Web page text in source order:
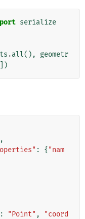
serialize
.all(),
geometr
])
,
: { "nam
: "Point" ,
"coord